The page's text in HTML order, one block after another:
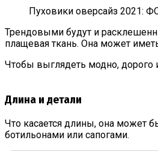
Пуховики оверсайз 2021:
Трендовыми будут и
плащевая ткань. Она может
Чтобы выглядеть модно, дорого
Длина и детали
Что касается длины, она может
ботильонами или сапогами.